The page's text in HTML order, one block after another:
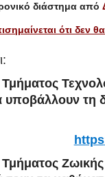
διάστημα από
ότι δεν
Τμήματος
υποβάλλουν τη
https
Τμήματος